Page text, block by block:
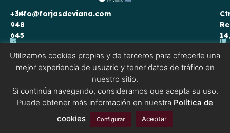
+34
948
645
175
info@forjasdeviana.com
Política de CookiesPolítica de privacidad
Utilizamos cookies propias y de terceros para ofrecerle una
mejor experiencia de usuario y tener datos de tráfico en
nuestro sitio.
Si continúa navegando, consideramos que acepta su uso.
Puede obtener más información en nuestra Política de
cookies
Configurar Aceptar